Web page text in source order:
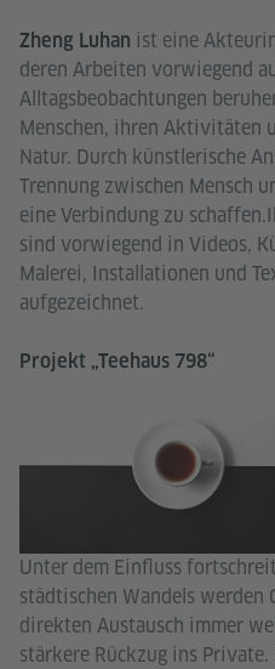
Zheng Luhan ist eine
deren Arbeiten vorwiegend
Alltagsbeobachtungen
Menschen, ihren Aktivitäten
Natur. Durch künstlerische
Trennung zwischen Mensch
eine Verbindung zu
sind vorwiegend in Videos,
Malerei, Installationen und
aufgezeichnet.
Projekt „Teehaus 798“
Unter dem Einfluss
städtischen Wandels werden
direkten Austausch immer
stärkere Rückzug ins Private.